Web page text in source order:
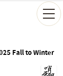
Fall to Winter